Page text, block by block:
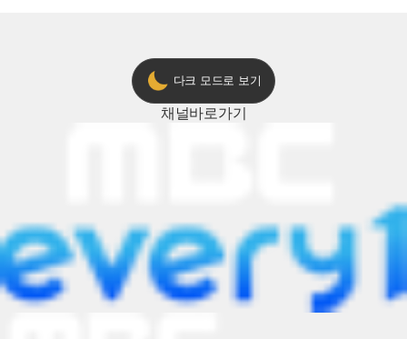
다크 모드로 보기
채널바로가기